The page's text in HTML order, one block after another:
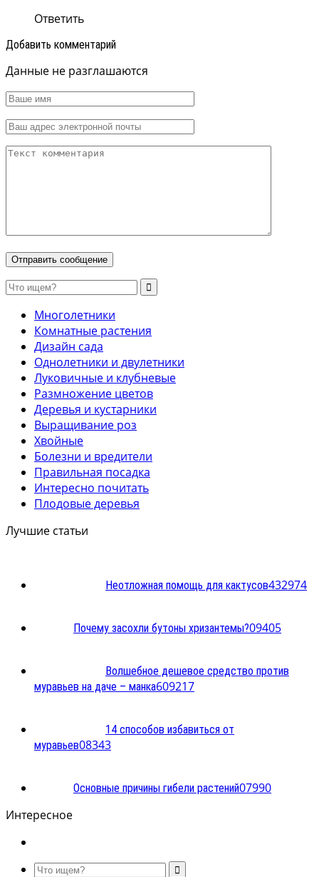
Ответить
Добавить комментарий
Данные не разглашаются
Многолетники
Комнатные растения
Дизайн сада
Однолетники и двулетники
Луковичные и клубневые
Размножение цветов
Деревья и кустарники
Выращивание роз
Хвойные
Болезни и вредители
Правильная посадка
Интересно почитать
Плодовые деревья
Лучшие статьи
Неотложная помощь для кактусов432974
Почему засохли бутоны хризантемы?09405
Волшебное дешевое средство против
муравьев на даче – манка609217
14 способов избавиться от
муравьев08343
Основные причины гибели растений07990
Интересное